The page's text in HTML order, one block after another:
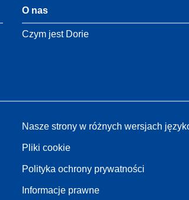
O nas
Czym jest Dorie
Nasze strony w różnych wersjach
Pliki cookie
Polityka ochrony prywatności
Informacje prawne